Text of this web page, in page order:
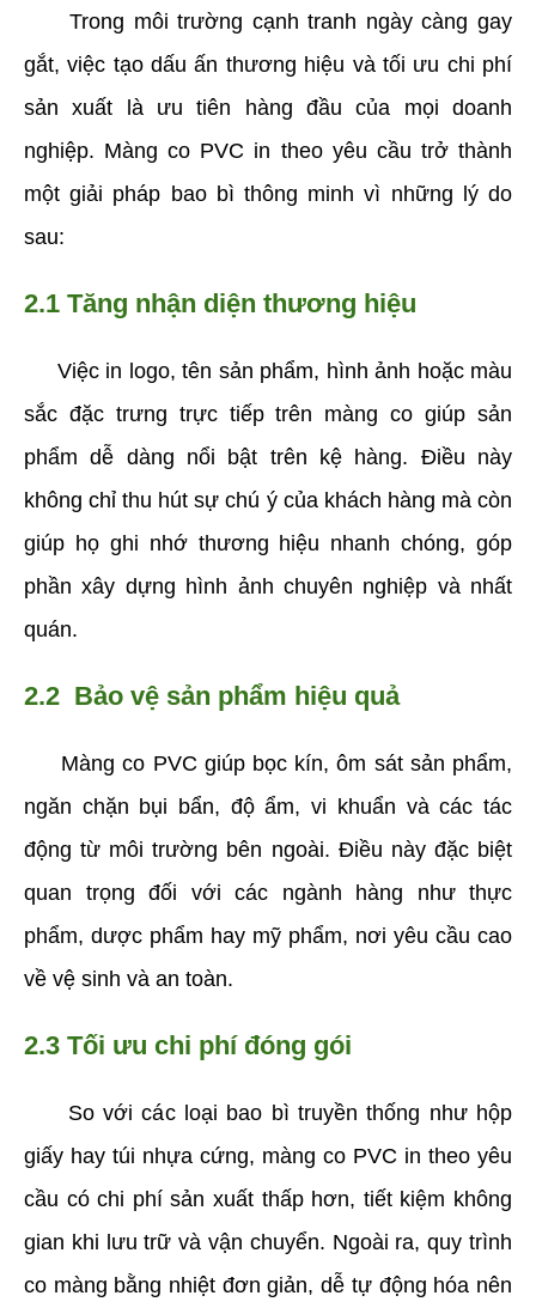
Trong môi trường cạnh tranh ngày càng gay
gắt, việc tạo dấu ấn thương hiệu và tối ưu chi phí
sản xuất là ưu tiên hàng đầu của mọi doanh
nghiệp. Màng co PVC in theo yêu cầu trở thành
một giải pháp bao bì thông minh vì những lý do
sau:
2.1 Tăng nhận diện thương hiệu
Việc in logo, tên sản phẩm, hình ảnh hoặc màu
sắc đặc trưng trực tiếp trên màng co giúp sản
phẩm dễ dàng nổi bật trên kệ hàng. Điều này
không chỉ thu hút sự chú ý của khách hàng mà còn
giúp họ ghi nhớ thương hiệu nhanh chóng, góp
phần xây dựng hình ảnh chuyên nghiệp và nhất
quán.
2.2  Bảo vệ sản phẩm hiệu quả
Màng co PVC giúp bọc kín, ôm sát sản phẩm,
ngăn chặn bụi bẩn, độ ẩm, vi khuẩn và các tác
động từ môi trường bên ngoài. Điều này đặc biệt
quan trọng đối với các ngành hàng như thực
phẩm, dược phẩm hay mỹ phẩm, nơi yêu cầu cao
về vệ sinh và an toàn.
2.3 Tối ưu chi phí đóng gói
So với các loại bao bì truyền thống như hộp
giấy hay túi nhựa cứng, màng co PVC in theo yêu
cầu có chi phí sản xuất thấp hơn, tiết kiệm không
gian khi lưu trữ và vận chuyển. Ngoài ra, quy trình
co màng bằng nhiệt đơn giản, dễ tự động hóa nên